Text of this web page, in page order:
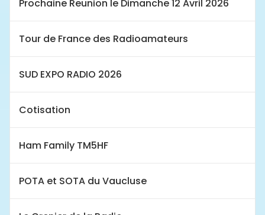
Prochaine Reunion le Dimanche 12 Avril 2026
Tour de France des Radioamateurs
SUD EXPO RADIO 2026
Cotisation
Ham Family TM5HF
POTA et SOTA du Vaucluse